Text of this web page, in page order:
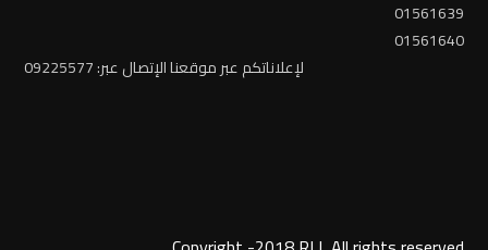
01561639
01561640
لإعلاناتكم عبر موقعنا الإتصال عبر: 09225577